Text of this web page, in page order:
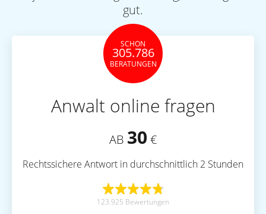
gut.
SCHON
305.786
BERATUNGEN
Anwalt online fragen
AB 30 €
Rechtssichere Antwort in durchschnittlich 2 Stunden
123.925 Bewertungen